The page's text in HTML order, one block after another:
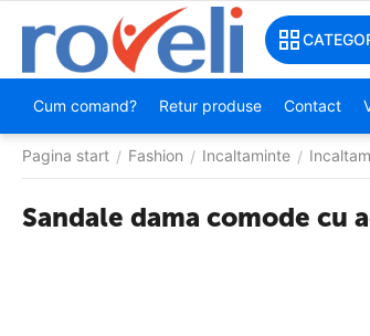
Cum comand? Retur produse Contact
Pagina start / Fashion / Incaltaminte /
Sandale dama comode cu